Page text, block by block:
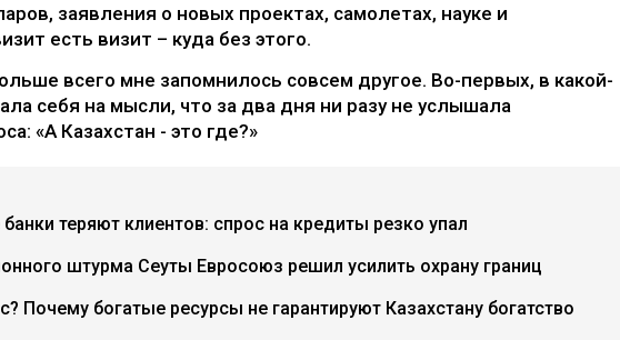
заявления о новых проектах, самолетах, науке и
есть визит – куда без этого.
всего мне запомнилось совсем другое. Во-первых, в какой-
себя на мысли, что за два дня ни разу не услышала
«А Казахстан - это где?»
банки теряют клиентов: спрос на кредиты резко упал
штурма Сеуты Евросоюз решил усилить охрану границ
Почему богатые ресурсы не гарантируют Казахстану богатство